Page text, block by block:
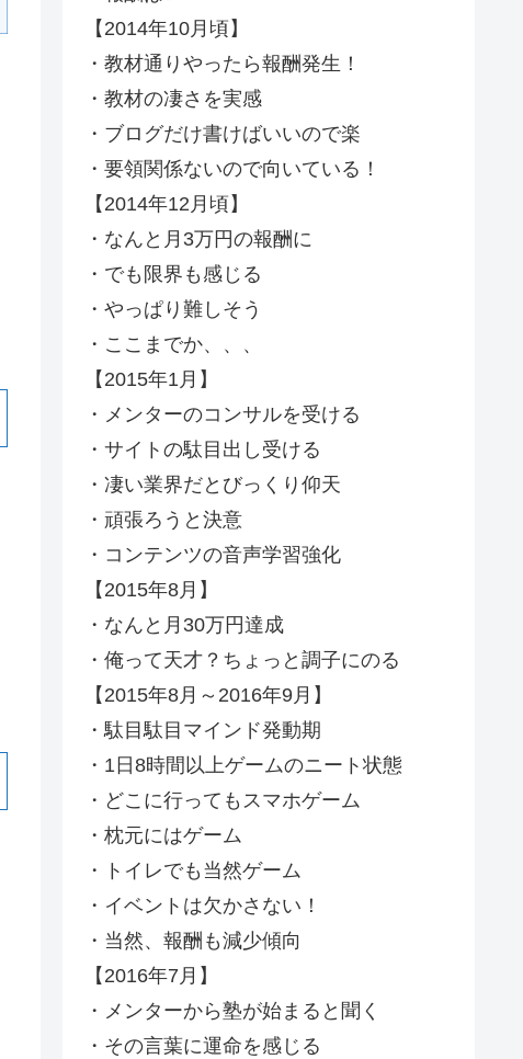
【2014年10月頃】
・教材通りやったら報酬発生！
・教材の凄さを実感
・ブログだけ書けばいいので楽
・要領関係ないので向いている！
【2014年12月頃】
・なんと月3万円の報酬に
・でも限界も感じる
・やっぱり難しそう
・ここまでか、、、
【2015年1月】
・メンターのコンサルを受ける
・サイトの駄目出し受ける
・凄い業界だとびっくり仰天
・頑張ろうと決意
・コンテンツの音声学習強化
【2015年8月】
・なんと月30万円達成
・俺って天才？ちょっと調子にのる
【2015年8月～2016年9月】
・駄目駄目マインド発動期
・1日8時間以上ゲームのニート状態
・どこに行ってもスマホゲーム
・枕元にはゲーム
・トイレでも当然ゲーム
・イベントは欠かさない！
・当然、報酬も減少傾向
【2016年7月】
・メンターから塾が始まると聞く
・その言葉に運命を感じる